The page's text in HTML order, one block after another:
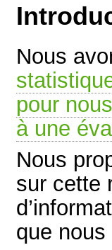
Nous
pour
à une
Nous
sur cette
que